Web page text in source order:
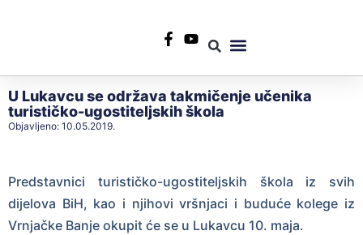
U Lukavcu se održava takmičenje učenika
turističko-ugostiteljskih škola
Objavljeno: 10.05.2019.
Predstavnici turističko-ugostiteljskih škola iz svih
dijelova BiH, kao i njihovi vršnjaci i buduće kolege iz
Vrnjačke Banje okupit će se u Lukavcu 10. maja.